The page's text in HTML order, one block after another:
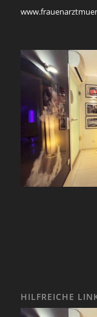
HILFREICHE